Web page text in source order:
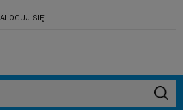
SIĘ
ZAPRASZAMY NA NASZ